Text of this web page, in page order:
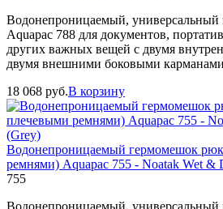
Водонепроницаемый, универсальный
Aquapac 788 для документов,
других важных вещей с двумя
двумя внешними боковыми карманами
18 068 руб.В корзину
Водонепроницаемый гермомешок
ремнями) Aquapac 755 - Noatak Wet &
755
Водонепроницаемый, универсальный